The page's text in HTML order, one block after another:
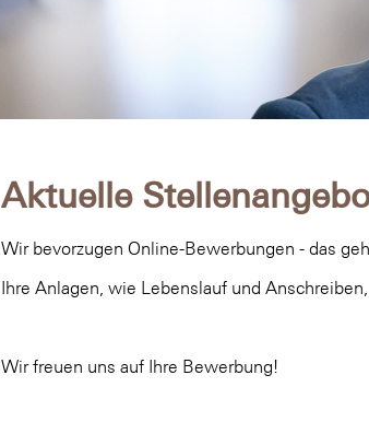
Aktuelle
Wir bevorzugen Online-Bewerbungen - das
Ihre Anlagen, wie Lebenslauf und
Wir freuen uns auf Ihre Bewerbung!